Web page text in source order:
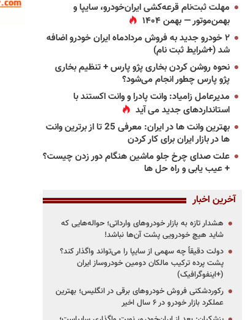
مهلت ثبت‌نام قرعه‌کشی ایران‌خودرو، سایپا و
بهمن‌موتور — بهمن ۱۴۰۴
۲ خودرو جدید به فروش مردادماه ایران خودرو اضافه
شد (+شرایط ثبت نام)
نحوه روشن کردن بخاری پژو پارس + تنظیم بخاری
پژو پارس چطور انجام می‌شود؟
مدیرعامل زامیاد: وانت پادرا و وانت اکستند با
استانداردهای جدید می آید
بهترین وانت ها در ایران: معرفی 25 تا از برترین وانت
ها در بازار ایران برای کار کردن
علت صدای چرخ جلو ماشین هنگام دور زدن چیست؟
+ عیب یابی و راه حل ها
آخرین اخبار
هشدار تازه به بازار خودروهای وارداتی؛ حواله‌هایی که
شاید هیچ خودرویی پشت آن‌ها نباشد!
دولت دقیقاً چه سهمی از سایپا را می‌تواند واگذار کند؟
پشت پرده ترکیب مالکان دومین خودروساز ایران
(+اینفوگرافیک)
رکوردشکنی فروش خودروهای برقی در انگلیس؛ بهترین
عملکرد بازار خودرو در ۶ سال اخیر